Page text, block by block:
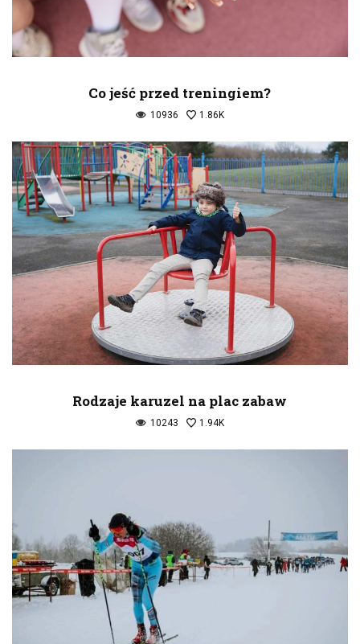
Co jeść przed treningiem?
10936 1.86K
Rodzaje karuzel na plac zabaw
10243 1.94K